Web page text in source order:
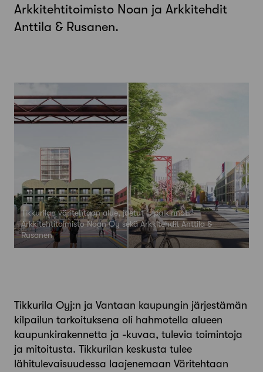
Arkkitehtitoimisto Noan ja Arkkitehdit
Anttila & Rusanen.
Tikkurilan väritehtaan alue, jaetut 1. palkinnot:
Arkkitehtitoimisto Noan Oy sekä Arkkitehdit Anttila &
Rusanen
Tikkurila Oyj:n ja Vantaan kaupungin järjestämän
kilpailun tarkoituksena oli hahmotella alueen
kaupunkirakennetta ja -kuvaa, tulevia toimintoja
ja mitoitusta. Tikkurilan keskusta tulee
lähitulevaisuudessa laajenemaan Väritehtaan